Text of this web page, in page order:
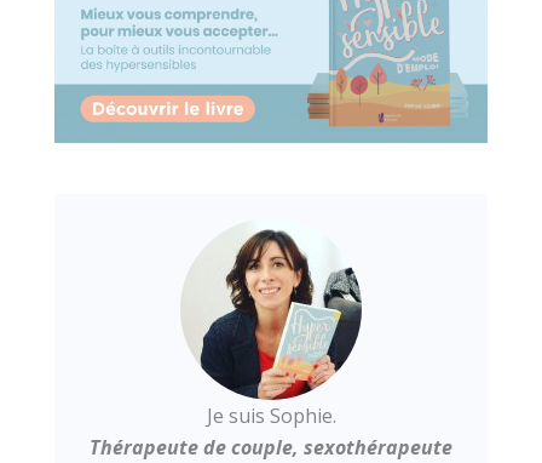
Je suis Sophie.
Thérapeute de couple, sexothérapeute